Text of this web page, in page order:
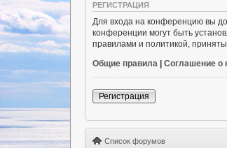
РЕГИСТРАЦИЯ
Для входа на конференцию вы
конференции могут быть
правилами и политикой,
Общие правила | Соглашение о
Регистрация
Список форумов